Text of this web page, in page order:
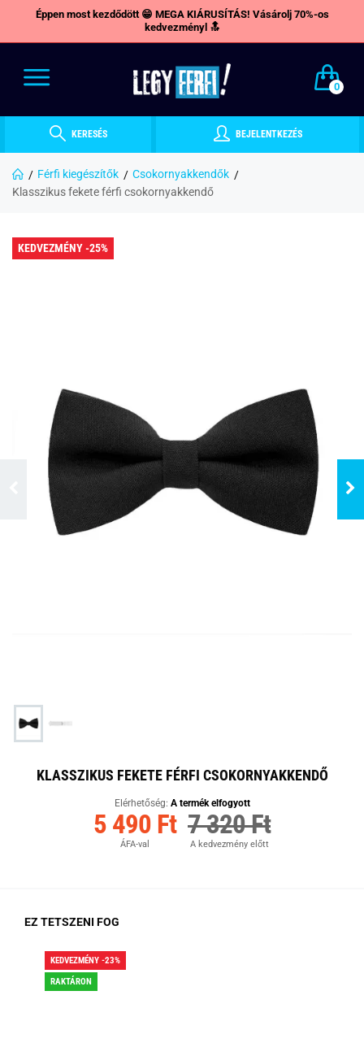
Éppen most kezdődött 😁 MEGA KIÁRUSÍTÁS! Vásárolj 70%-os
kedvezményl 🔝
0
KERESÉS BEJELENTKEZÉS
Férfi kiegészítők
Csokornyakkendők
Klasszikus fekete férfi csokornyakkendő
KEDVEZMÉNY -25%
KLASSZIKUS FEKETE FÉRFI CSOKORNYAKKENDŐ
Elérhetőség: A termék elfogyott
5 490 Ft
ÁFA-val
7 320 Ft
A kedvezmény előtt
EZ TETSZENI FOG
KEDVEZMÉNY -23%
RAKTÁRON